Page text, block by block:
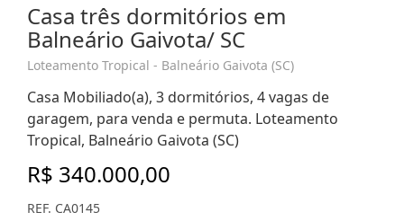
Casa três dormitórios em
Balneário Gaivota/ SC
Loteamento Tropical - Balneário Gaivota (SC)
Casa Mobiliado(a), 3 dormitórios, 4 vagas de
garagem, para venda e permuta. Loteamento
Tropical, Balneário Gaivota (SC)
R$ 340.000,00
REF. CA0145